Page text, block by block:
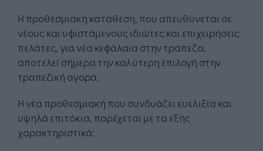
Η προθεσμιακή κατάθεση, που απευθύνεται σε
νέους και υφιστάμενους ιδιώτες και επιχειρήσεις
πελάτες, για νέα κεφάλαια στην τράπεζα,
αποτελεί σήμερα την καλύτερη επιλογή στην
τραπεζική αγορά.
Η νέα προθεσμιακή που συνδυάζει ευελιξία και
υψηλά επιτόκια, παρέχεται με τα εξής
χαρακτηριστικά: